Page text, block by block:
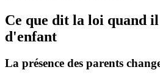
Ce que dit la loi quand
d'enfant
La présence des parents